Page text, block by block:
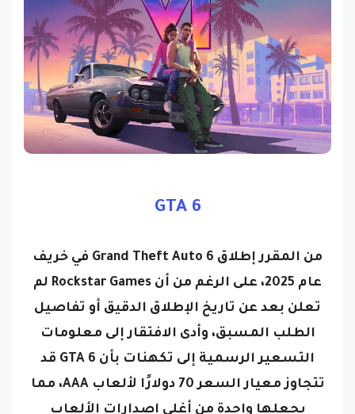
GTA 6
من المقرر إطلاق Grand Theft Auto 6 في خريف
عام 2025، على الرغم من أن Rockstar Games لم
تعلن بعد عن تاريخ الإطلاق الدقيق أو تفاصيل
الطلب المسبق، وأدى الافتقار إلى معلومات
التسعير الرسمية إلى تكهنات بأن GTA 6 قد
تتجاوز معيار السعر 70 دولارًا لألعاب AAA، مما
يجعلها واحدة من أغلى إصدارات الألعاب